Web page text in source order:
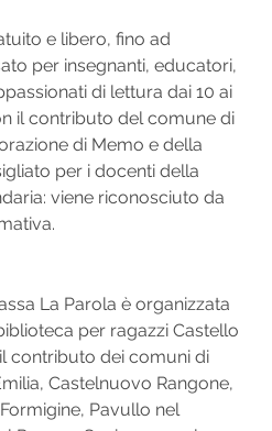
e libero, fino ad
per insegnanti, educatori,
di lettura dai 10 ai
il contributo del comune di
di Memo e della
per i docenti della
viene riconosciuto da
La Parola è organizzata
per ragazzi Castello
contributo dei comuni di
Castelnuovo Rangone,
Pavullo nel